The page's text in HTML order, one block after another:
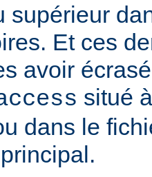
supérieur
Et ces
avoir
situé
dans le